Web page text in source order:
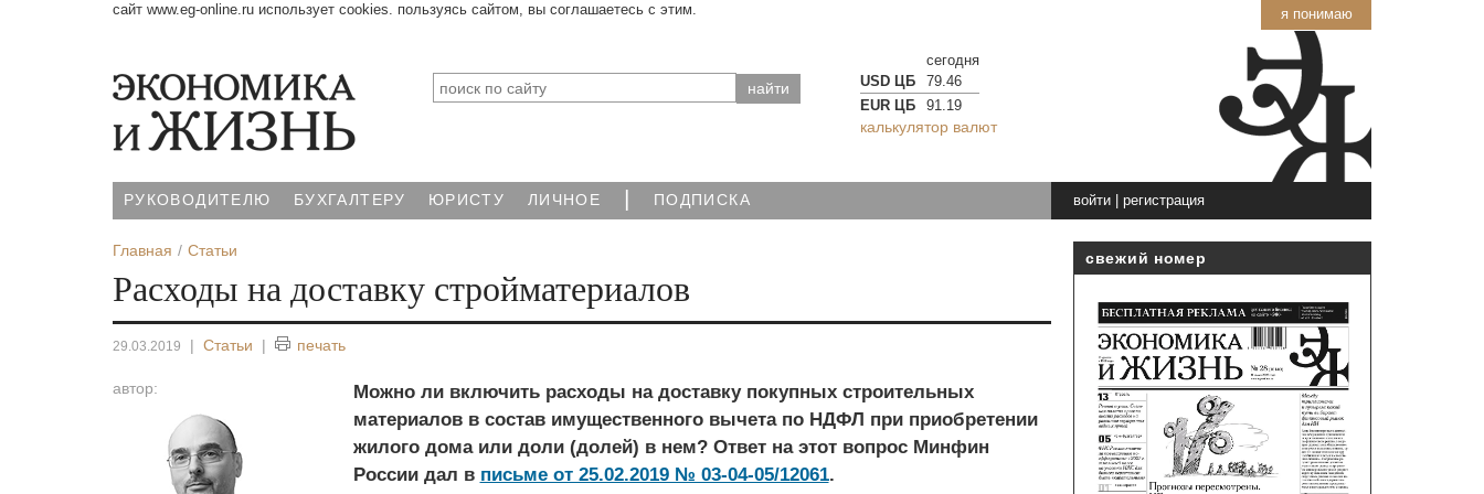
я понимаю
сайт www.eg-online.ru использует cookies. пользуясь сайтом, вы соглашаетесь с этим.
сегодня
USD ЦБ
79.46
EUR ЦБ
91.19
калькулятор валют
РУКОВОДИТЕЛЮ БУХГАЛТЕРУ ЮРИСТУ ЛИЧНОЕ | ПОДПИСКА войти| регистрация
Главная Статьи
Расходы на доставку стройматериалов
29.03.2019 | Статьи | печать
автор:
Можно ли включить расходы на доставку покупных строительных
материалов в состав имущественного вычета по НДФЛ при приобретении
жилого дома или доли (долей) в нем? Ответ на этот вопрос Минфин
России дал в письме от 25.02.2019 № 03‑04‑05/12061.
свежий номер